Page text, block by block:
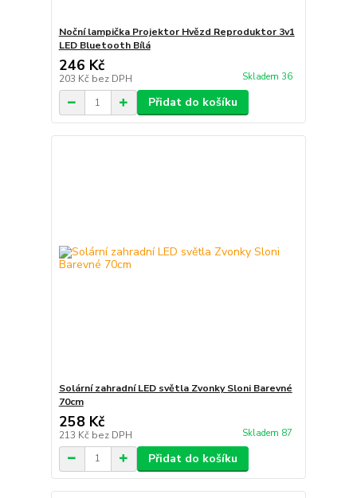
Noční lampička Projektor Hvězd Reproduktor 3v1
LED Bluetooth Bílá
246 Kč
203 Kč bez DPH Skladem 36
Přidat do košíku
Solární zahradní LED světla Zvonky Sloni Barevné
70cm
258 Kč
213 Kč bez DPH Skladem 87
Přidat do košíku